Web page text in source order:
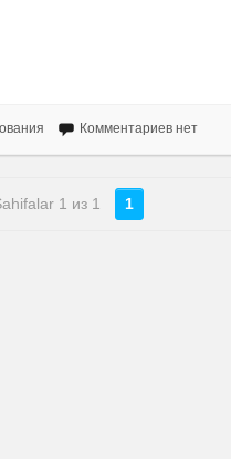
Комментариев нет
1 из 1 1